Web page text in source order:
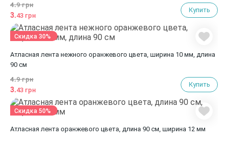
4.9 грн
3.43 грн
Купить
Атласная лента нежного оранжевого цвета, ширина 10 мм, длина
90 см
4.9 грн
3.43 грн
Купить
Скидка 30%
Атласная лента оранжевого цвета, длина 90 см, ширина 12 мм
Скидка 50%